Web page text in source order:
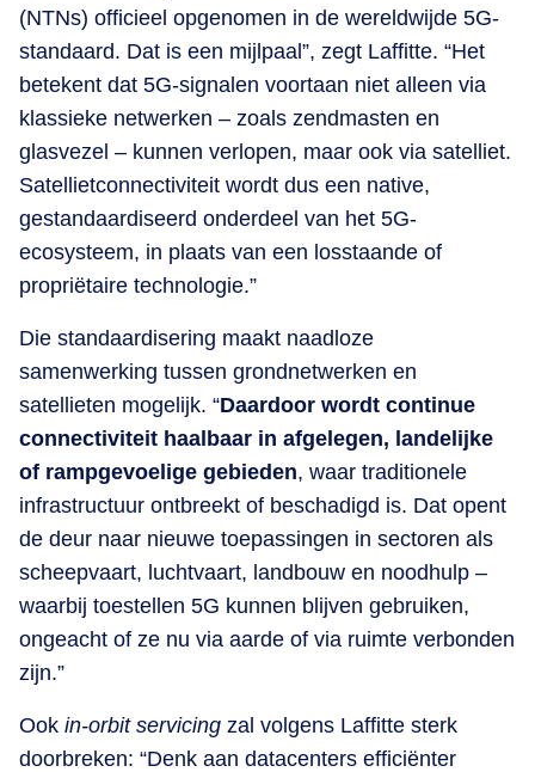
(NTNs) officieel opgenomen in de wereldwijde 5G-
standaard. Dat is een mijlpaal”, zegt Laffitte. “Het
betekent dat 5G-signalen voortaan niet alleen via
klassieke netwerken – zoals zendmasten en
glasvezel – kunnen verlopen, maar ook via satelliet.
Satellietconnectiviteit wordt dus een native,
gestandaardiseerd onderdeel van het 5G-
ecosysteem, in plaats van een losstaande of
propriëtaire technologie.”
Die standaardisering maakt naadloze
samenwerking tussen grondnetwerken en
satellieten mogelijk. “Daardoor wordt continue
connectiviteit haalbaar in afgelegen, landelijke
of rampgevoelige gebieden, waar traditionele
infrastructuur ontbreekt of beschadigd is. Dat opent
de deur naar nieuwe toepassingen in sectoren als
scheepvaart, luchtvaart, landbouw en noodhulp –
waarbij toestellen 5G kunnen blijven gebruiken,
ongeacht of ze nu via aarde of via ruimte verbonden
zijn.”
Ook in-orbit servicing zal volgens Laffitte sterk
doorbreken: “Denk aan datacenters efficiënter